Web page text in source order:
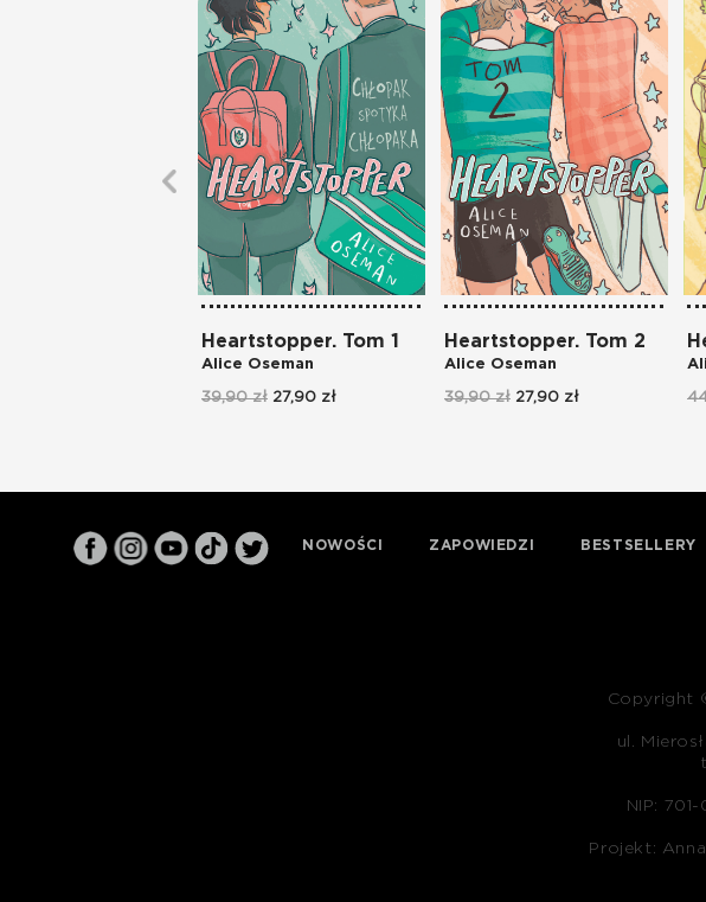
Heartstopper. Tom 1
Alice Oseman
39,90 zł 27,90 zł
Heartstopper. Tom 2
Alice Oseman
39,90 zł 27,90 zł
NOWOŚCI ZAPOWIEDZI BESTSELLERY
Copyright
ul.
NIP:
Projekt: